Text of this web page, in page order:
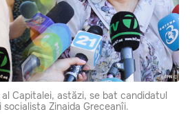
Capitalei, astăzi, se bat candidatul
Zinaida Greceanîi.